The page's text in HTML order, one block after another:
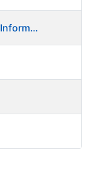
Técnico de Seguridad y Auditoría Informática